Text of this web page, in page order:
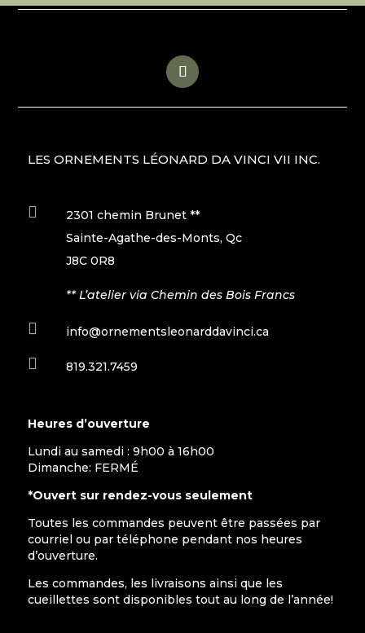
LES ORNEMENTS LÉONARD DA VINCI VII INC.

2301 chemin Brunet **
Sainte-Agathe-des-Monts, Qc
J8C 0R8
** L’atelier via Chemin des Bois Francs
 info@ornementsleonarddavinci.ca
 819.321.7459
Heures d’ouverture
Lundi au samedi : 9h00 à 16h00
Dimanche: FERMÉ
*Ouvert sur rendez-vous seulement
Toutes les commandes peuvent être passées par
courriel ou par téléphone pendant nos heures
d’ouverture.
Les commandes, les livraisons ainsi que les
cueillettes sont disponibles tout au long de l’année!